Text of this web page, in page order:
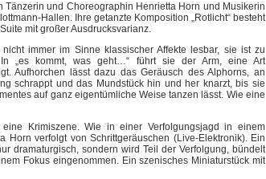
Tänzerin und Choreographin Henrietta Horn und Musikerin
Hallen. Ihre getanzte Komposition „Rotlicht“ besteht
mit großer Ausdrucksvarianz.
immer im Sinne klassischer Affekte lesbar, sie ist zu
In „es kommt, was geht…“ führt sie der Arm, eine Art
Aufhorchen lässt dazu das Geräusch des Alphorns, an
schrappt und das Mundstück hin und her knarzt, bis sie
auf ganz eigentümliche Weise tanzen lässt. Wie eine
eine Krimiszene. Wie in einer Verfolgungsjagd in einem
Horn verfolgt von Schrittgeräuschen (Live-Elektronik). Ein
dramaturgisch, sondern wird Teil der Verfolgung, bündelt
Fokus eingenommen. Ein szenisches Miniaturstück mit